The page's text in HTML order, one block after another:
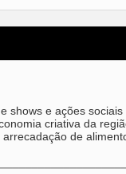
shows e ações
criativa da
de